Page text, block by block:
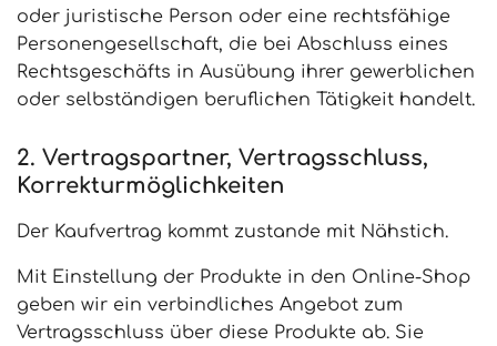
oder juristische Person oder eine rechtsfähige
Personengesellschaft, die bei Abschluss eines
Rechtsgeschäfts in Ausübung ihrer gewerblichen
oder selbständigen beruflichen Tätigkeit handelt.
2. Vertragspartner, Vertragsschluss,
Korrekturmöglichkeiten
Der Kaufvertrag kommt zustande mit Nähstich.
Mit Einstellung der Produkte in den Online-Shop
geben wir ein verbindliches Angebot zum
Vertragsschluss über diese Produkte ab. Sie